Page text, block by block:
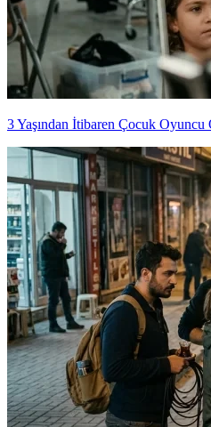
3 Yaşından İtibaren Çocuk Oyuncu